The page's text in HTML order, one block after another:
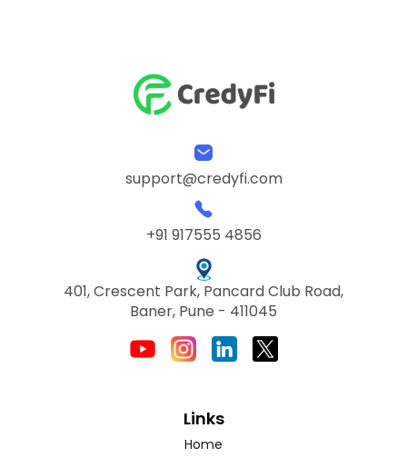
support@credyfi.com
+91 917555 4856
401, Crescent Park, Pancard Club Road,
Baner, Pune - 411045
Links
Home